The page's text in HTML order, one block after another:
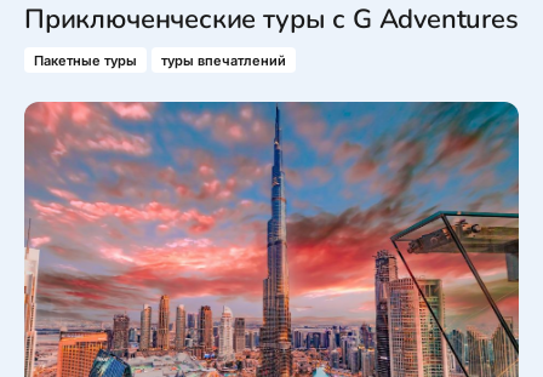
Приключенческие туры с G Adventures
Пакетные туры туры впечатлений